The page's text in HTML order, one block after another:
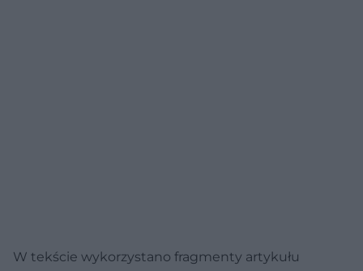
W tekście wykorzystano fragmenty artykułu